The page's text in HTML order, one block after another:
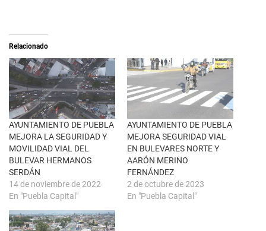
e
b
r
e
e
n
u
n
a
v
e
n
t
a
n
a
n
u
v
a
)
e
n
F
a
c
e
b
o
o
k
(
S
e
a
b
e
n
u
n
a
v
Relacionado
AYUNTAMIENTO DE PUEBLA
MEJORA LA SEGURIDAD Y
MOVILIDAD VIAL DEL
BULEVAR HERMANOS
SERDÁN
14 de noviembre de 2022
En "Puebla Capital"
AYUNTAMIENTO DE PUEBLA
MEJORA SEGURIDAD VIAL
EN BULEVARES NORTE Y
AARÓN MERINO
FERNÁNDEZ
2 de octubre de 2023
En "Puebla Capital"